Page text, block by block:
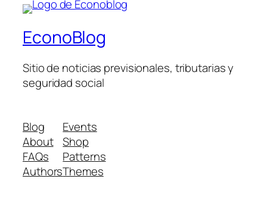
EconoBlog
Sitio de noticias previsionales, tributarias y
seguridad social
Blog
About
FAQs
Authors
Events
Shop
Patterns
Themes